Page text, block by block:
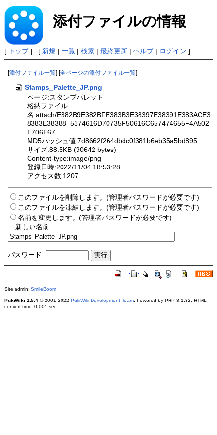
添付ファイルの情報
[ トップ] [ 新規 | 一覧| 検索| 最終更新| ヘルプ| ログイン ]
[添付ファイル一覧] [全ページの添付ファイル一覧]
Stamps_Palette_JP.png
ページ:スタンプパレット
格納ファイル
名:attach/E382B9E382BFE383B3E38397E38391E383ACE3
8383E38388_5374616D70735F50616C657474655F4A502
E706E67
MD5ハッシュ値:7d8662f264dbdc0f381b6eb35a5bd895
サイズ:88.5KB (90642 bytes)
Content-type:image/png
登録日時:2022/11/04 18:53:28
アクセス数:1207
このファイルを削除します。(管理者パスワードが必要です)
このファイルを凍結します。(管理者パスワードが必要です)
名前を変更します。(管理者パスワードが必要です)
新しい名前:
パスワード:
Site admin: SmileBoom
PukiWiki 1.5.4© 2001-2022 PukiWiki Development Team. Powered by PHP 8.1.32. HTML
convert time: 0.001 sec.